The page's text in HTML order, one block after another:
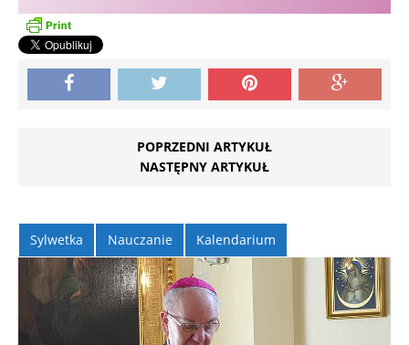
POPRZEDNI ARTYKUŁ
NASTĘPNY ARTYKUŁ
Sylwetka Nauczanie Kalendarium